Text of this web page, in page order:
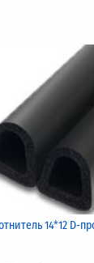
14*12 D-